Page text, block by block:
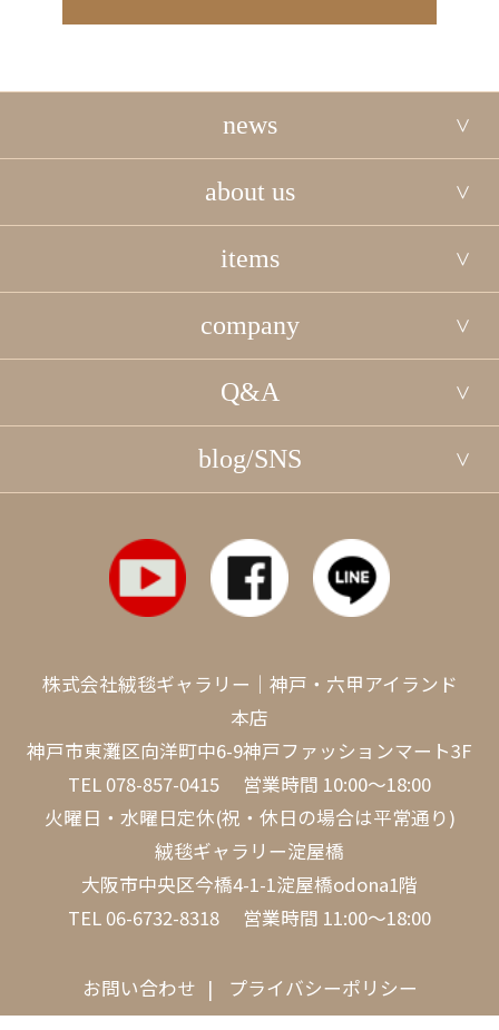
news
about us
items
company
Q&A
blog/SNS
株式会社絨毯ギャラリー｜神戸・六甲アイランド
本店
神戸市東灘区向洋町中6-9神戸ファッションマート3F
TEL 078-857-0415 営業時間 10:00～18:00
火曜日・水曜日定休(祝・休日の場合は平常通り)
絨毯ギャラリー淀屋橋
大阪市中央区今橋4-1-1淀屋橋odona1階
TEL 06-6732-8318 営業時間 11:00～18:00
お問い合わせ プライバシーポリシー